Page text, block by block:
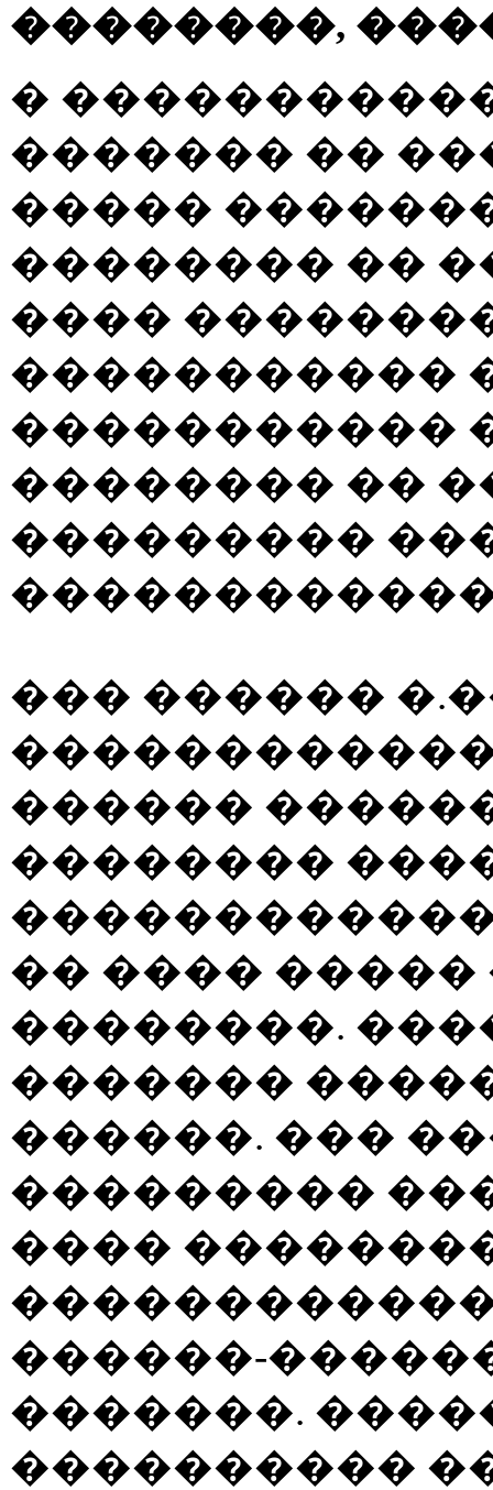
��������,
�
������� ��
�����
�������� ��
����
�����������
�����������
�������� ��
���������
��� ������
������
��������
�� ����
��������.
�������
������. ���
���������
����
������-
�������.
����������